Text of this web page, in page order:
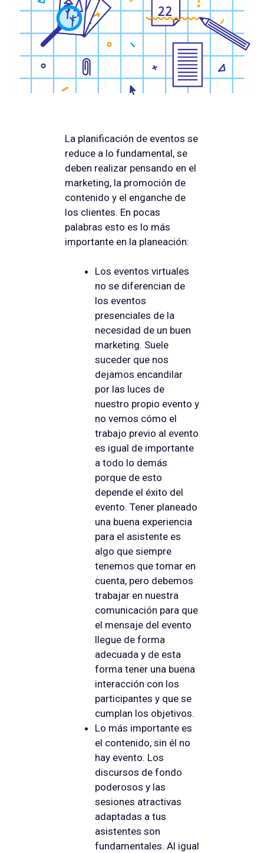
La planificación de eventos se
reduce a lo fundamental, se
deben realizar pensando en el
marketing, la promoción de
contenido y el enganche de
los clientes. En pocas
palabras esto es lo más
importante en la planeación:
Los eventos virtuales
no se diferencian de
los eventos
presenciales de la
necesidad de un buen
marketing. Suele
suceder que nos
dejamos encandilar
por las luces de
nuestro propio evento y
no vemos cómo el
trabajo previo al evento
es igual de importante
a todo lo demás
porque de esto
depende el éxito del
evento. Tener planeado
una buena experiencia
para el asistente es
algo que siempre
tenemos que tomar en
cuenta, pero debemos
trabajar en nuestra
comunicación para que
el mensaje del evento
llegue de forma
adecuada y de esta
forma tener una buena
interacción con los
participantes y que se
cumplan los objetivos.
Lo más importante es
el contenido, sin él no
hay evento. Los
discursos de fondo
poderosos y las
sesiones atractivas
adaptadas a tus
asistentes son
fundamentales. Al igual